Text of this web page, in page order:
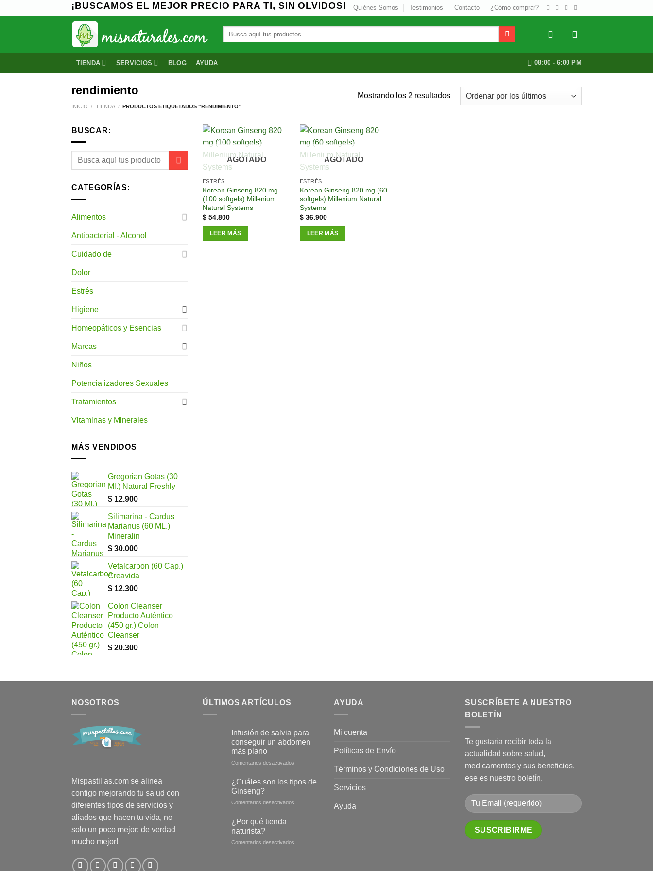
al
¡BUSCAMOS EL MEJOR PRECIO PARA TI, SIN OLVIDOS! Quiénes Somos Testimonios Contacto ¿Cómo comprar?
Buscar
TIENDA SERVICIOS BLOG AYUDA 08:00 - 6:00 PM
rendimiento
INICIO / TIENDA / PRODUCTOS ETIQUETADOS “RENDIMIENTO”
Mostrando los 2 resultados
BUSCAR:
CATEGORÍAS:
Alimentos
Antibacterial - Alcohol
Cuidado de
Dolor
Estrés
Higiene
Homeopáticos y Esencias
Marcas
Niños
Potencializadores Sexuales
Tratamientos
Vitaminas y Minerales
MÁS VENDIDOS
Gregorian Gotas (30
Ml.) Natural Freshly
$ 12.900
Silimarina - Cardus
Marianus (60 ML.)
Mineralin
$ 30.000
Vetalcarbon (60 Cap.)
Creavida
$ 12.300
Colon Cleanser
Producto Auténtico
(450 gr.) Colon
Cleanser
$ 20.300
AGOTADO
ESTRÉS
Korean Ginseng 820 mg
(100 softgels) Millenium
Natural Systems
$54.800
LEER MÁS
AGOTADO
ESTRÉS
Korean Ginseng 820 mg (60
softgels) Millenium Natural
Systems
$36.900
LEER MÁS
NOSOTROS
Mispastillas.com se alinea
contigo mejorando tu salud con
diferentes tipos de servicios y
aliados que hacen tu vida, no
solo un poco mejor; de verdad
mucho mejor!
ÚLTIMOS ARTÍCULOS
Infusión de salvia para
conseguir un abdomen
más plano
Comentarios desactivados
salvia
¿Cuáles son los tipos de
Ginseng?
Comentarios desactivados
¿Por qué tienda
naturista?
Comentarios desactivados
AYUDA
Mi cuenta
Políticas de Envío
Términos y Condiciones de Uso
Servicios
Ayuda
SUSCRÍBETE A NUESTRO
BOLETÍN
Te gustaría recibir toda la
actualidad sobre salud,
medicamentos y sus beneficios,
ese es nuestro boletín.